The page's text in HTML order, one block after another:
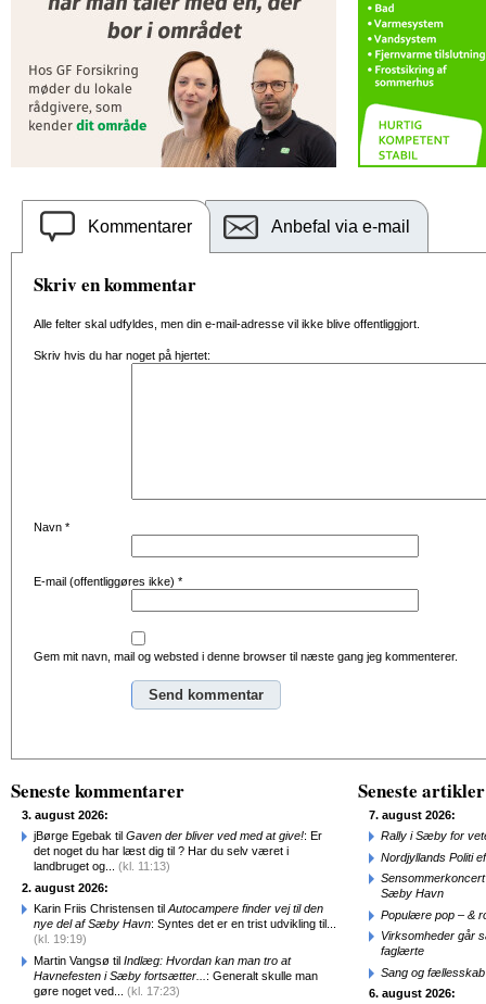
Kommentarer Anbefal via e-mail
Skriv en kommentar
Alle felter skal udfyldes, men din e-mail-adresse vil ikke blive offentliggjort.
Skriv hvis du har noget på hjertet:
Navn *
E-mail (offentliggøres ikke) *
Gem mit navn, mail og websted i denne browser til næste gang jeg kommenterer.
Seneste kommentarer
3. august 2026:
jBørge Egebak til Gaven der bliver ved med at give!: Er
det noget du har læst dig til ? Har du selv været i
landbruget og... (kl. 11:13)
2. august 2026:
Karin Friis Christensen til Autocampere finder vej til den
nye del af Sæby Havn: Syntes det er en trist udvikling til...
(kl. 19:19)
Martin Vangsø til Indlæg: Hvordan kan man tro at
Havnefesten i Sæby fortsætter... : Generalt skulle man
gøre noget ved... (kl. 17:23)
Seneste artikler
7. august 2026:
Rally i Sæby for
Nordjyllands Politi
Sæby Havn
Populære pop – &
Virksomheder går
faglærte
Sang og
6. august 2026: